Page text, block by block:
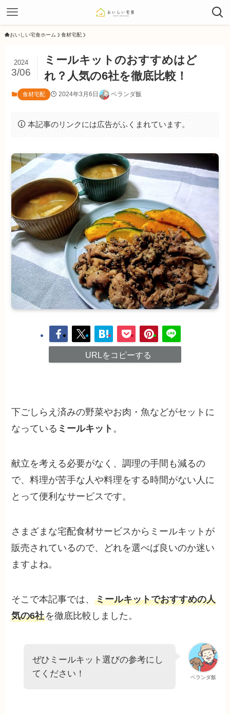
おいしい宅食ホーム 食材宅配
ミールキットのおすすめはど
れ？人気の6社を徹底比較！
2024
3/06
食材宅配 2024年3月6日 ベランダ飯
本記事のリンクには広告がふくまれています。
URLをコピーする
下ごしらえ済みの野菜やお肉・魚などがセットに
なっている ミールキット 。
献立を考える必要がなく、調理の手間も減るの
で、料理が苦手な人や料理をする時間がない人に
とって便利なサービスです。
さまざまな宅配食材サービスからミールキットが
販売されているので、どれを選べば良いのか迷い
ますよね。
そこで本記事では、ミールキットでおすすめの人
気の6社を徹底比較しました。
ベランダ飯
ぜひミールキット選びの参考にし
てください！